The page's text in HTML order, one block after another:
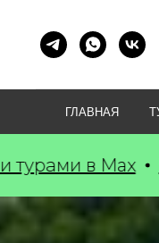
ГЛАВНАЯ
с экскурсиями